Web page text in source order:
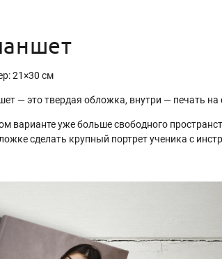
21×30 см
— это твердая обложка, внутри — печать на
варианте уже больше свободного
сделать крупный портрет ученика с